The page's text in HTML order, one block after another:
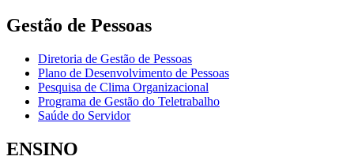
Gestão de Pessoas
Diretoria de Gestão de Pessoas
Plano de Desenvolvimento de Pessoas
Pesquisa de Clima Organizacional
Programa de Gestão do Teletrabalho
Saúde do Servidor
ENSINO